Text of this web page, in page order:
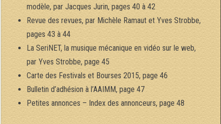
modèle, par Jacques Jurin, pages 40 à 42
Revue des revues, par Michèle Ramaut et Yves Strobbe,
pages 43 à 44
La SeriNET, la musique mécanique en vidéo sur le web,
par Yves Strobbe, page 45
Carte des Festivals et Bourses 2015, page 46
Bulletin d’adhésion à l’AAIMM, page 47
Petites annonces – Index des annonceurs, page 48